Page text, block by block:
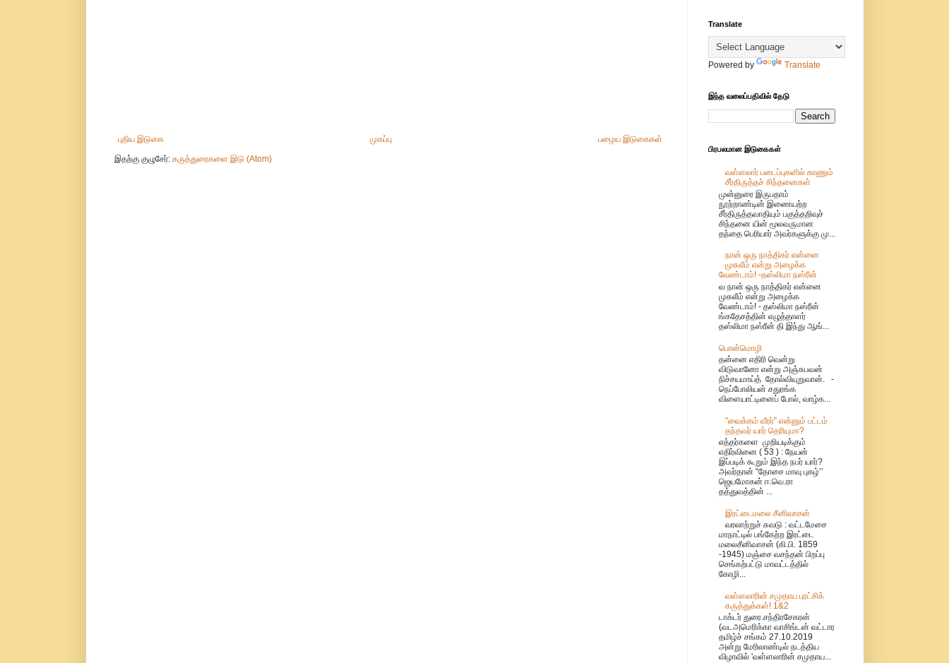
புதிய இடுகை பழைய இடுகைகள்
முகப்பு
இதற்கு குழுசேர்: கருத்துரைகளை இடு (Atom)
Translate
Powered by Translate
இந்த வலைப்பதிவில் தேடு
பிரபலமான இடுகைகள்
வள்ளலார் படைப்புகளில் காணும்
சீர்திருத்தச் சிந்தனைகள்
முன்னுரை இருபதாம்
நூற்றாண்டின் இணையற்ற
சீர்திருத்தவாதியும் பகுத்தறிவுச்
சிந்தனை யின் மூலவருமான
தந்தை பெரியார் அவர்களுக்கு மு...
நான் ஒரு நாத்திகர் என்னை
முசுலீம் என்று அழைக்க
வேண்டாம்! -தஸ்லிமா நஸ்ரீன்
வ நான் ஒரு நாத்திகர் என்னை
முசுலீம் என்று அழைக்க
வேண்டாம்! - தஸ்லிமா நஸ்ரீன்
ங்கதேசத்தின் எழுத்தாளர்
தஸ்லிமா நஸ்ரீன் தி இந்து ஆங்...
பொன்மொழி
தன்னை எதிரி வென்று
விடுவானோ என்று அஞ்சுபவன்
நிச்சயமாய்த் தோல்வியுறுவான். -
நெப்போலியன் சதுரங்க
விளையாட்டினைப் போல், வாழ்க...
”வைக்கம் வீரர்” என்னும் பட்டம்
தந்தவர் யார் தெரியுமா?
எத்தர்களை முறியடிக்கும்
எதிர்வினை ( 53 ) : நேயன்
இப்படிக் கூறும் இந்த நபர் யார்?
அவர்தான் “தோசை மாவு புகழ்’’
ஜெயமோகன் ஈ.வெ.ரா
தத்துவத்தின் ...
இரட்டைமலை சீனிவாசன்
வரலாற்றுச் சுவடு : வட்டமேசை
மாநாட்டில் பங்கேற்ற இரட்டை
மலைசீனிவாசன் (கி.பி. 1859
-1945) மஞ்சை வசந்தன் பிறப்பு
செங்கற்பட்டு மாவட்டத்தில்
கோழி...
வள்ளலாரின் சமுதாய புரட்சிக்
கருத்துக்கள்! 1&2
டாக்டர் துரை.சந்திரசேகரன்
(வடஅமெரிக்கா வாசிங்டன் வட்டார
தமிழ்ச் சங்கம் 27.10.2019
அன்று மேரிலாண்டில் நடத்திய
விழாவில் 'வள்ளலாரின் சமுதாய...